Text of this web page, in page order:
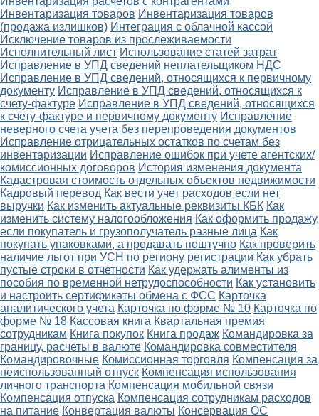
Инвентаризация товаров Инвентаризация товаров
(продажа излишков) Интеграция с облачной кассой
Исключение товаров из прослеживаемости
Исполнительный лист Использование статей затрат
Исправление в УПД сведений неплательщиком НДС
Исправление в УПД сведений, относящихся к первичному
документу Исправление в УПД сведений, относящихся к
счету-фактуре Исправление в УПД сведений, относящихся
к счету-фактуре и первичному документу Исправление
неверного счета учета без перепроведения документов
Исправление отрицательных остатков по счетам без
инвентаризации Исправление ошибок при учете агентских/
комиссионных договоров История изменения документа
Кадастровая стоимость отдельных объектов недвижимости
Кадровый перевод Как вести учет расходов если нет
выручки Как изменить актуальные реквизиты КБК Как
изменить систему налогообложения Как оформить продажу,
если покупатель и грузополучатель разные лица Как
покупать упаковками, а продавать поштучно Как проверить
наличие льгот при УСН по региону регистрации Как убрать
пустые строки в отчетности Как удержать алименты из
пособия по временной нетрудоспособности Как установить
и настроить сертификаты обмена с ФСС Карточка
аналитического учета Карточка по форме № 10 Карточка по
форме № 18 Кассовая книга Квартальная премия
сотрудникам Книга покупок Книга продаж Командировка за
границу, расчеты в валюте Командировка совместителя
Командировочные Комиссионная торговля Компенсация за
неиспользованный отпуск Компенсация использования
личного транспорта Компенсация мобильной связи
Компенсация отпуска Компенсация сотрудникам расходов
на питание Конвертация валюты Консервация ОС